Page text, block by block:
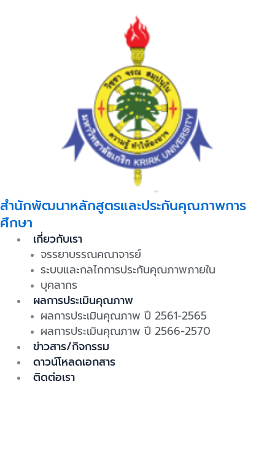
สำนักพัฒนาหลักสูตรและประกันคุณภาพการ
ศึกษา
เกี่ยวกับเรา
จรรยาบรรณคณาจารย์
ระบบและกลไกการประกันคุณภาพภายใน
บุคลากร
ผลการประเมินคุณภาพ
ผลการประเมินคุณภาพ ปี 2561-2565
ผลการประเมินคุณภาพ ปี 2566-2570
ข่าวสาร/กิจกรรม
ดาวน์โหลดเอกสาร
ติดต่อเรา